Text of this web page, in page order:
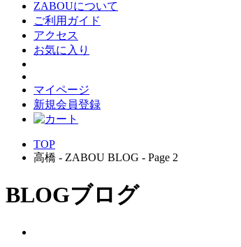
ZABOUについて
ご利用ガイド
アクセス
お気に入り
マイページ
新規会員登録
TOP
高橋 - ZABOU BLOG - Page 2
BLOGブログ